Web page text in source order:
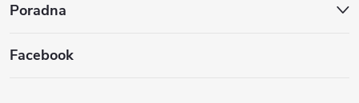
Poradna
Facebook